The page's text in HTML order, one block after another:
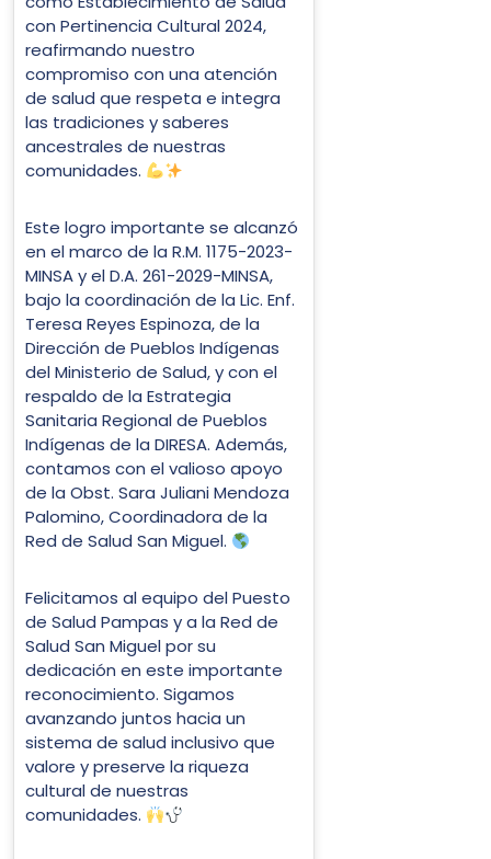
con Pertinencia Cultural 2024,
reafirmando nuestro
compromiso con una atención
de salud que respeta e integra
las tradiciones y saberes
ancestrales de nuestras
comunidades.
Este logro importante se alcanzó
en el marco de la R.M. 1175-2023-
MINSA y el D.A. 261-2029-MINSA,
bajo la coordinación de la Lic. Enf.
Teresa Reyes Espinoza, de la
Dirección de Pueblos Indígenas
del Ministerio de Salud, y con el
respaldo de la Estrategia
Sanitaria Regional de Pueblos
Indígenas de la DIRESA. Además,
contamos con el valioso apoyo
de la Obst. Sara Juliani Mendoza
Palomino, Coordinadora de la
Red de Salud San Miguel.
Felicitamos al equipo del Puesto
de Salud Pampas y a la Red de
Salud San Miguel por su
dedicación en este importante
reconocimiento. Sigamos
avanzando juntos hacia un
sistema de salud inclusivo que
valore y preserve la riqueza
cultural de nuestras
comunidades.